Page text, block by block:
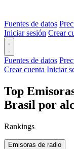
Fuentes de datos
Iniciar sesión Crear
Fuentes de datos
Crear cuenta Iniciar
Top
Brasil por
Rankings
Emisoras de radio